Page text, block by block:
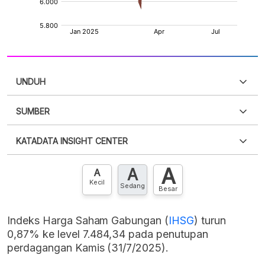
UNDUH
XLS
SUMBER
punya akun?Silakan Daftar sekarang
KATADATA INSIGHT CENTER
Hubungi sekarang »
A
Kecil A
Sedang A
Besar
Indeks Harga Saham Gabungan (IHSG) turun
0,87% ke level 7.484,34 pada penutupan
perdagangan Kamis (31/7/2025).